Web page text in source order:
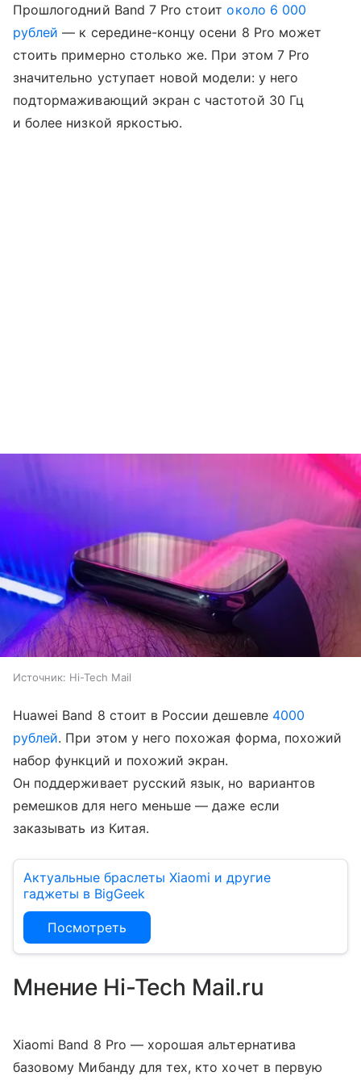
Прошлогодний Band 7 Pro стоитоколо 6 000
рублей — к середине-концу осени 8 Pro может
стоить примерно столько же. При этом 7 Pro
значительно уступает новой модели: у него
подтормаживающий экран с частотой 30 Гц
и более низкой яркостью.
Источник: Hi-Tech Mail
Huawei Band 8 стоит в России дешевле4000
рублей. При этом у него похожая форма, похожий
набор функций и похожий экран.
Он поддерживает русский язык, но вариантов
ремешков для него меньше — даже если
заказывать из Китая.
Актуальные браслеты Xiaomi и другие
гаджеты в BigGeek
Посмотреть
Мнение Hi-Tech Mail.ru
Xiaomi Band 8 Pro — хорошая альтернатива
базовому Мибанду для тех, кто хочет в первую